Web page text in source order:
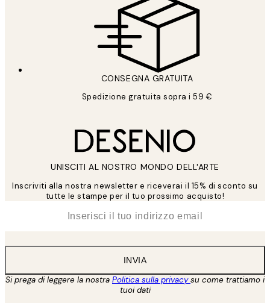
CONSEGNA GRATUITA
Spedizione gratuita sopra i 59 €
UNISCITI AL NOSTRO MONDO DELL'ARTE
Inscriviti alla nostra newsletter e riceverai il 15% di sconto su
tutte le stampe per il tuo prossimo acquisto!
INVIA
Si prega di leggere la nostra Politica sulla privacysu come trattiamo i
tuoi dati